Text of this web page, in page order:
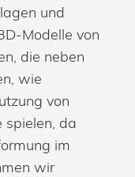
und
Modelle von
die neben
wie
von
spielen, da
im
wir